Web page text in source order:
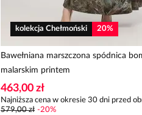
kolekcja Chełmoński 20%
Bawełniana marszczona spódnica
malarskim printem
463,00 zł
Najniższa cena w okresie 30 dni przed
579,00 zł -20%